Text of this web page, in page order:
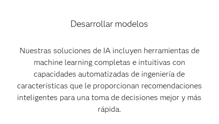
Desarrollar modelos
Nuestras soluciones de IA incluyen herramientas de
machine learning completas e intuitivas con
capacidades automatizadas de ingeniería de
características que le proporcionan recomendaciones
inteligentes para una toma de decisiones mejor y más
rápida.